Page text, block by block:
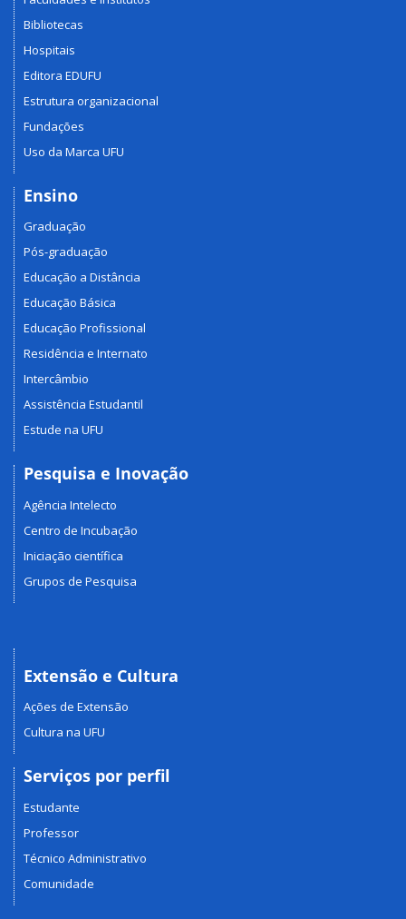
Bibliotecas
Hospitais
Editora EDUFU
Estrutura organizacional
Fundações
Uso da Marca UFU
Ensino
Graduação
Pós-graduação
Educação a Distância
Educação Básica
Educação Profissional
Residência e Internato
Intercâmbio
Assistência Estudantil
Estude na UFU
Pesquisa e Inovação
Agência Intelecto
Centro de Incubação
Iniciação científica
Grupos de Pesquisa
Extensão e Cultura
Ações de Extensão
Cultura na UFU
Serviços por perfil
Estudante
Professor
Técnico Administrativo
Comunidade